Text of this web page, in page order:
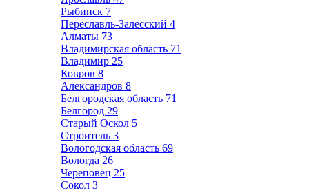
Рыбинск 7
Переславль-Залесский 4
Алматы 73
Владимирская область 71
Владимир 25
Ковров 8
Александров 8
Белгородская область 71
Белгород 29
Старый Оскол 5
Строитель 3
Вологодская область 69
Вологда 26
Череповец 25
Сокол 3